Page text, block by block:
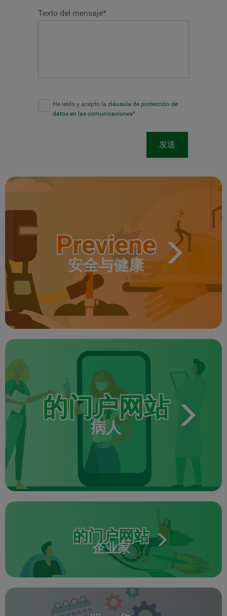
Texto del mensaje*
He leído y acepto la cláusula de protección de
datos en las comunicaciones*
发送
Previene
安全与健康
的门户网站
病人
的门户网站
企业家